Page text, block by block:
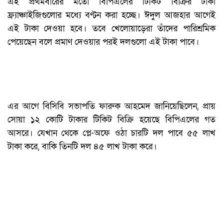
ফ্র্যাঞ্চাইজিগুলোর মধ্যে বণ্টন করা হচ্ছে। ঈদুল আজহার আগেই
এই টাকা দেওয়া হবে। তবে খেলোয়াড়েরা তাঁদের পারিশ্রমিক
পেয়েছেন বলে প্রমাণ দেওয়ার পরই দলগুলো এই টাকা পাবে।
এর আগে বিসিবি সভাপতি ফারুক আহমেদ জানিয়েছিলেন, প্রায়
সোয়া ১২ কোটি টাকার টিকিট বিক্রি হয়েছে বিপিএলের গত
আসরে। যেখান থেকে প্লে-অফে ওঠা চারটি দল পাবে ৫৫ লাখ
টাকা করে, বাকি তিনটি দল ৪৫ লাখ টাকা করে।